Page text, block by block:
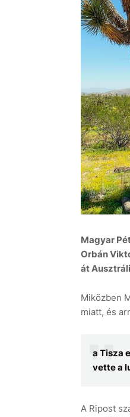
Magyar
Orbán
át
Miközben
miatt, és
a Tisza
vette a
A Ripost